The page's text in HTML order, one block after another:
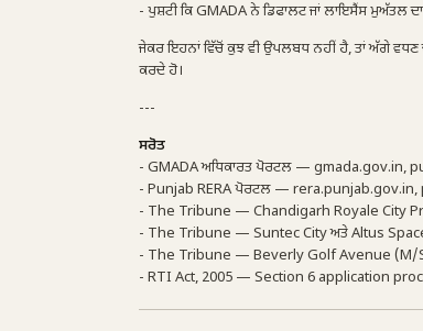
- ਪੁਸ਼ਟੀ ਕਿ GMADA ਨੇ ਡਿਫਾਲਟ ਜਾਂ ਲਾਇਸੈਂਸ ਮੁਅੱਤਲ ਦਾ
ਜੇਕਰ ਇਹਨਾਂ ਵਿੱਚੋਂ ਕੁਝ ਵੀ ਉਪਲਬਧ ਨਹੀਂ ਹੈ, ਤਾਂ ਅੱਗੇ ਵਧਣ
ਕਰਦੇ ਹੋ।
---
ਸਰੋਤ
- GMADA ਅਧਿਕਾਰਤ ਪੋਰਟਲ — gmada.gov.in,
- Punjab RERA ਪੋਰਟਲ —
- The Tribune — Chandigarh Royale City
- The Tribune — Suntec City ਅਤੇ Altus
- The Tribune — Beverly Golf Avenue (M/
- RTI Act, 2005 — Section 6 application